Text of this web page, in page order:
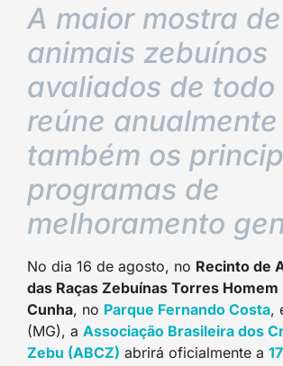
A maior mostra de
animais zebuínos
avaliados de todo
reúne anualmente
também os
programas de
melhoramento
No dia 16 de agosto, no Recinto de
das Raças Zebuínas Torres
Cunha, no Parque Fernando Costa,
(MG), a Associação Brasileira dos
Zebu (ABCZ) abrirá oficialmente a